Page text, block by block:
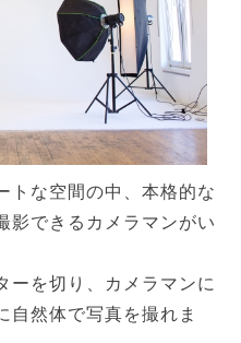
トな空間の中、本格的な
影できるカメラマンがい
ーを切り、カメラマンに
自然体で写真を撮れま